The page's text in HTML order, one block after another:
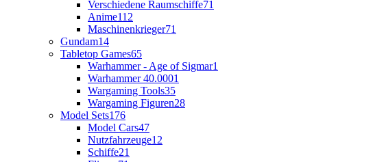
Verschiedene Raumschiffe71
Anime112
Maschinenkrieger71
Gundam14
Tabletop Games65
Warhammer - Age of Sigmar1
Warhammer 40.0001
Wargaming Tools35
Wargaming Figuren28
Model Sets176
Model Cars47
Nutzfahrzeuge12
Schiffe21